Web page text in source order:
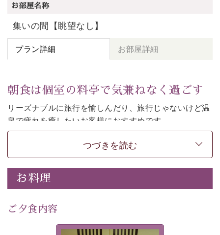
お部屋名称
集いの間【眺望なし】
プラン詳細 お部屋詳細
朝食は個室の料亭で気兼ねなく過ごす
リーズナブルに旅行を愉しんだり、旅行じゃないけど温
泉で疲れを癒したいお客様におすすめです。
ご朝食は個室の料亭で気兼ねなくお食事をお愉しみくだ
-----------【安心への取り組み】----------
個室料亭、貸切風呂のご利用が可能な上、 安心安全にご
滞在いただけるよう
30項目以上からなる独自の衛生・消毒プログラムの基、
徹底した衛生管理を行っております。
-------------------------------------------------
つづきを読む
お料理
ご夕食内容